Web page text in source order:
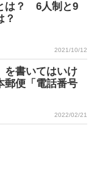
は？ 6人制と9
？
2021/10/12
を書いてはいけ
便「電話番号
2022/02/21